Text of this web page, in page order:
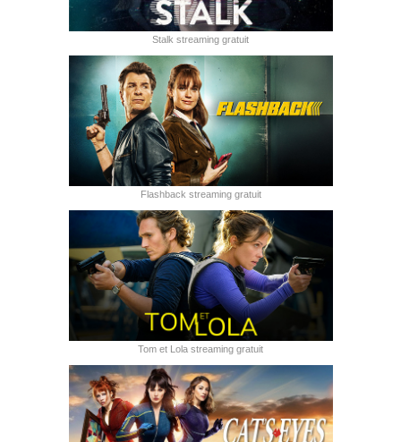
Stalk streaming gratuit
Flashback streaming gratuit
Tom et Lola streaming gratuit